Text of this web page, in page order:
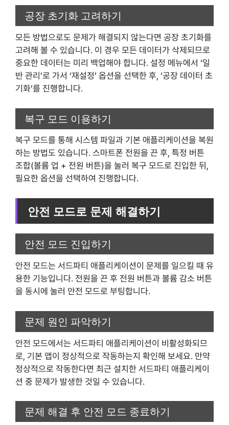
공장 초기화 고려하기
모든 방법으로도 문제가 해결되지 않는다면 공장 초기화를
고려해 볼 수 있습니다. 이 경우 모든 데이터가 삭제되므로
중요한 데이터는 미리 백업해야 합니다. 설정 메뉴에서 ‘일
반 관리’로 가서 ‘재설정’ 옵션을 선택한 후, ‘공장 데이터 초
기화’를 진행합니다.
복구 모드 이용하기
복구 모드를 통해 시스템 파일과 기본 애플리케이션을 복원
하는 방법도 있습니다. 스마트폰 전원을 끈 후, 특정 버튼
조합(볼륨 업 + 전원 버튼)을 눌러 복구 모드로 진입한 뒤,
필요한 옵션을 선택하여 진행합니다.
안전 모드로 문제 해결하기
안전 모드 진입하기
안전 모드는 서드파티 애플리케이션이 문제를 일으킬 때 유
용한 기능입니다. 전원을 끈 후 전원 버튼과 볼륨 감소 버튼
을 동시에 눌러 안전 모드로 부팅합니다.
문제 원인 파악하기
안전 모드에서는 서드파티 애플리케이션이 비활성화되므
로, 기본 앱이 정상적으로 작동하는지 확인해 보세요. 만약
정상적으로 작동한다면 최근 설치한 서드파티 애플리케이
션 중 문제가 발생한 것일 수 있습니다.
문제 해결 후 안전 모드 종료하기